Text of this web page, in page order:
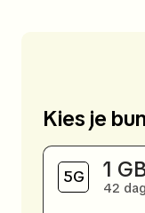
Kies je
1
42